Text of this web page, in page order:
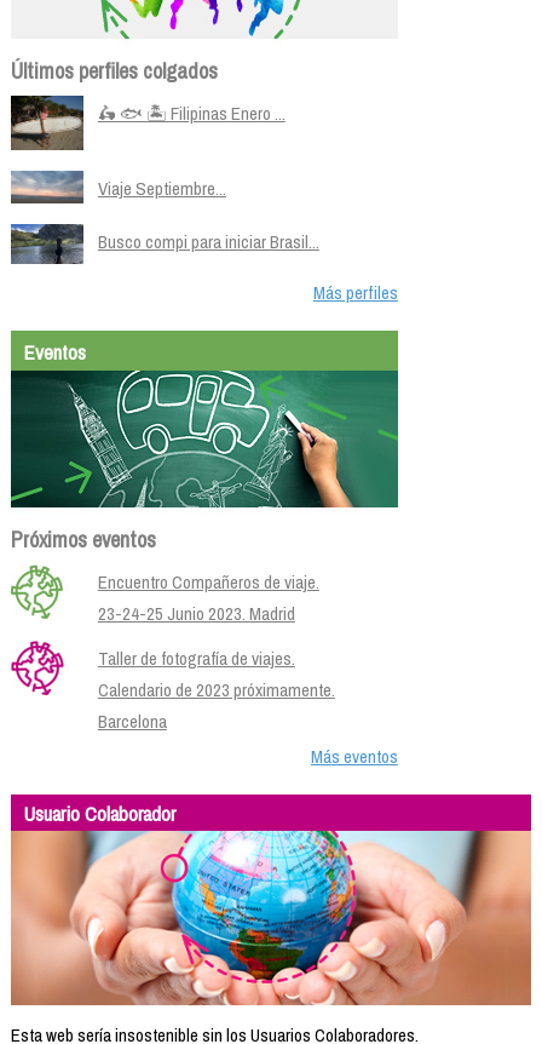
Últimos perfiles colgados
🛵 🐟 🏝️ Filipinas Enero ...
Viaje Septiembre...
Busco compi para iniciar Brasil...
Más perfiles
Eventos
Próximos eventos
Encuentro Compañeros de viaje.
23-24-25 Junio 2023. Madrid
Taller de fotografía de viajes.
Calendario de 2023 próximamente.
Barcelona
Más eventos
Usuario Colaborador
Esta web sería insostenible sin los Usuarios Colaboradores.